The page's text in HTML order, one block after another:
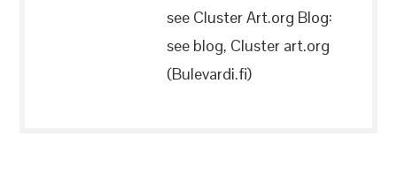
see Cluster Art.org Blog:
see blog, Cluster art.org
(Bulevardi.fi)